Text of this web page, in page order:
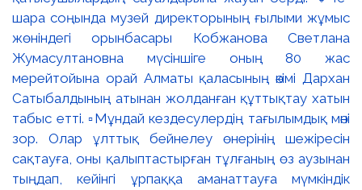
шара соңында музей директорының ғылыми жұмыс
жөніндегі орынбасары Кобжанова Светлана
Жумасултановна мүсіншіге оның 80 жас
мерейтойына орай Алматы қаласының әкімі Дархан
Сатыбалдының атынан жолданған құттықтау хатын
табыс етті. ▫️Мұндай кездесулердің тағылымдық мәні
зор. Олар ұлттық бейнелеу өнерінің шежіресін
сақтауға, оны қалыптастырған тұлғаның өз аузынан
тыңдап, кейінгі ұрпаққа аманаттауға мүмкіндік